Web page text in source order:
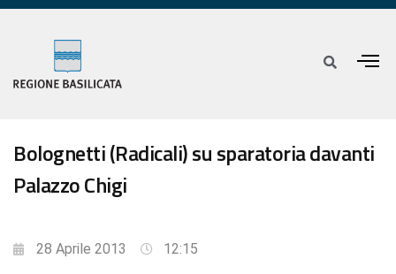
Bolognetti (Radicali) su sparatoria davanti
Palazzo Chigi
28 Aprile 2013 12:15